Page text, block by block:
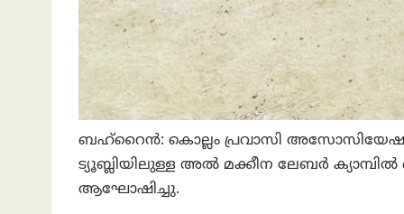
ബഹ്റൈന്‍: കൊല്ലം പ്രവാസി അസോസിയേഷൻ
ട്യൂബ്ലിയിലുള്ള അൽ മക്കീന ലേബർ ക്യാമ്പിൽ
ആഘോഷിച്ചു.